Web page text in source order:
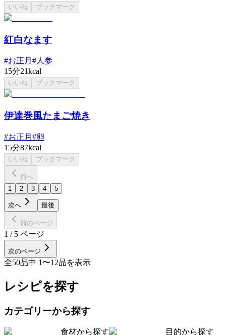
いいね ブックマーク
紅白なます
#お正月 #人参
15分21kcal
いいね ブックマーク
伊達巻風たまご焼き
#お正月 #卵
15分87kcal
いいね ブックマーク
前へ
1
2 3 4 5
次へ 最後
前のページ
1 / 5 ページ
次のページ
全50品中 1 〜12品を表示
レシピを探す
カテゴリーから探す
食材から探す 目的から探す